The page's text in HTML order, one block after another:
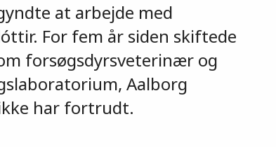
at arbejde med
For fem år siden skiftede
forsøgsdyrsveterinær og
Aalborg
har fortrudt.